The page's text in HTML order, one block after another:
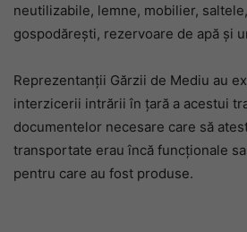
neutilizabile, lemne, mobilier,
gospodărești, rezervoare de apă și
Reprezentanții Gărzii de Mediu au
interzicerii intrării în țară a acestui
documentelor necesare care să
transportate erau încă funcționale
pentru care au fost produse.